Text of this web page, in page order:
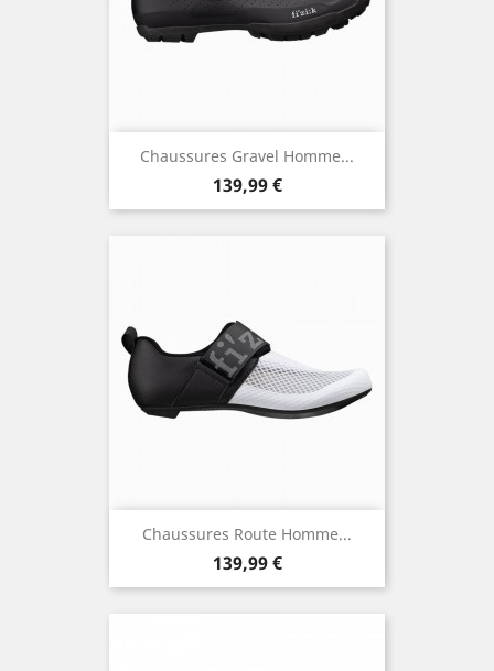
Chaussures Gravel Homme...
Prix
139,99 €
Chaussures Route Homme...
Prix
139,99 €